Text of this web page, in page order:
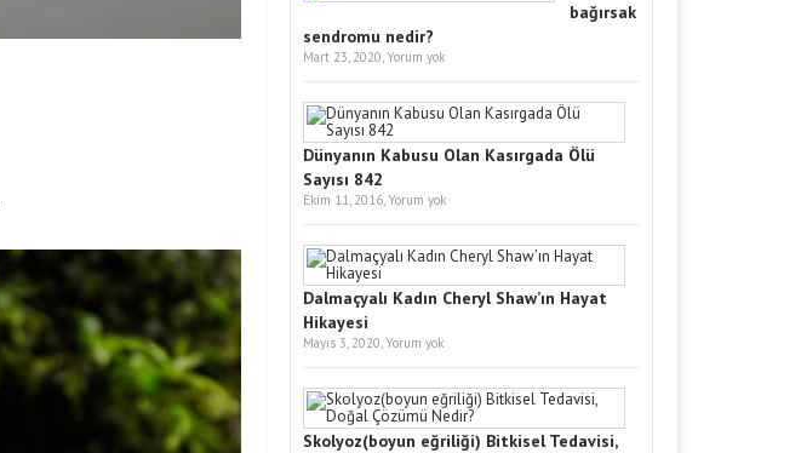
bağırsak
sendromu nedir?
Mart 23, 2020, Yorum yok
Dünyanın Kabusu Olan Kasırgada Ölü
Sayısı 842
Ekim 11, 2016, Yorum yok
Dalmaçyalı Kadın Cheryl Shaw’ın Hayat
Hikayesi
Mayıs 3, 2020, Yorum yok
Skolyoz(boyun eğriliği) Bitkisel Tedavisi,